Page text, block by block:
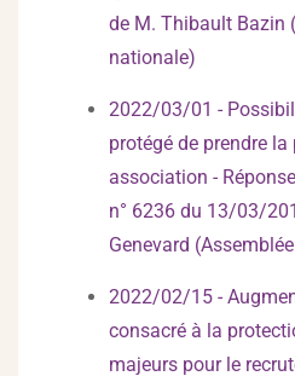
de M. Thibault Bazin
nationale)
2022/03/01 -
protégé de prendre
association -
n° 6236 du 13/03/
Genevard
2022/02/15 -
consacré à la
majeurs pour le